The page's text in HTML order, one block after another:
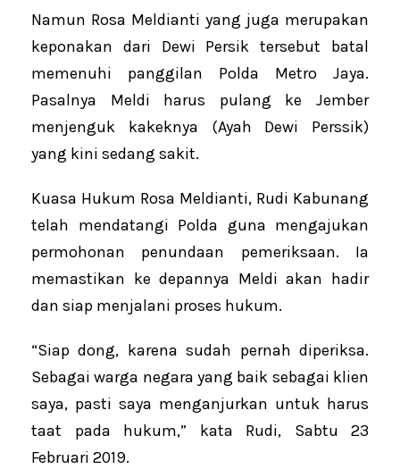
Namun Rosa Meldianti yang juga merupakan
keponakan dari Dewi Persik tersebut batal
memenuhi panggilan Polda Metro Jaya.
Pasalnya Meldi harus pulang ke Jember
menjenguk kakeknya (Ayah Dewi Perssik)
yang kini sedang sakit.
Kuasa Hukum Rosa Meldianti, Rudi Kabunang
telah mendatangi Polda guna mengajukan
permohonan penundaan pemeriksaan. Ia
memastikan ke depannya Meldi akan hadir
dan siap menjalani proses hukum.
“Siap dong, karena sudah pernah diperiksa.
Sebagai warga negara yang baik sebagai klien
saya, pasti saya menganjurkan untuk harus
taat pada hukum,” kata Rudi, Sabtu 23
Februari 2019.